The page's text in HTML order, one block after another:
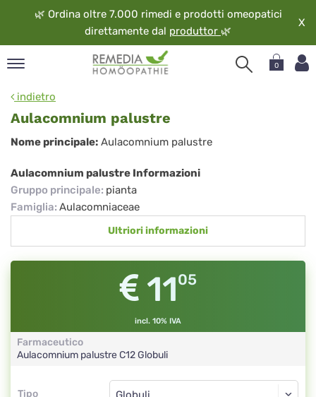
🌿 Ordina oltre 7.000 rimedi e prodotti omeopatici
direttamente dal produttor 🌿
X
0
indietro
Aulacomnium palustre
Aulacomnium
palustre
Nome principale: Aulacomnium palustre
Aulacomnium palustre Informazioni
Gruppo principale: pianta
Famiglia: Aulacomniaceae
Ultriori informazioni
1105
incl. 10% IVA
Farmaceutico
Aulacomnium palustreC12Globuli
Tipo
Tipo